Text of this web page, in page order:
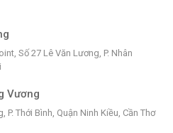
Số 27 Lê Văn Lương, P. Nhân
Vương
Thới Bình, Quận Ninh Kiều, Cần Thơ